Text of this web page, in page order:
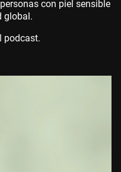
con piel sensible
global.
podcast.